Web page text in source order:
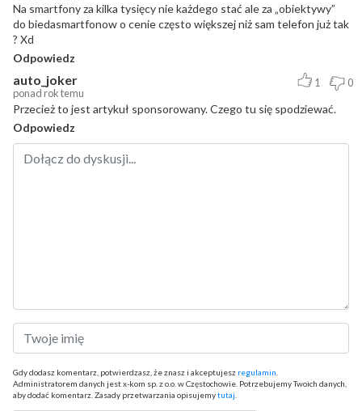
Na smartfony za kilka tysięcy nie każdego stać ale za „obiektywy”
do biedasmartfonow o cenie często większej niż sam telefon już tak
? Xd
Odpowiedz
auto_joker
ponad rok temu
1 0
Przecież to jest artykuł sponsorowany. Czego tu się spodziewać.
Odpowiedz
Gdy dodasz komentarz, potwierdzasz, że znasz i akceptujesz regulamin
Administratorem danych jest x-kom sp. z o.o. w Częstochowie. Potrzebujemy Twoich danych,
aby dodać komentarz. Zasady przetwarzania opisujemytutaj